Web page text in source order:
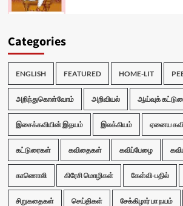
Categories
ENGLISH FEATURED HOME-LIT
அறிந்துகொள்வோம் அறிவியல் ஆய்வுக்
இசைக்கவியின் இதயம் இலக்கியம் ஏனைய
கட்டுரைகள் கவிதைகள் கவிப்பேழை
காணொலி கிரேசி மொழிகள் கேள்வி-பதில்
சிறுகதைகள் செய்திகள் சேக்கிழார் பா நயம்